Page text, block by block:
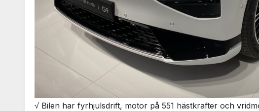
√ Bilen har fyrhjulsdrift, motor på 551 hästkrafter och